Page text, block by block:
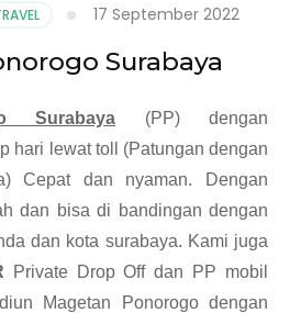
17 September 2022
Surabaya
Surabaya
(PP) dengan
hari lewat toll (Patungan dengan
Cepat dan nyaman. Dengan
dan bisa di bandingan dengan
dan kota surabaya. Kami juga
Private Drop Off dan PP mobil
Magetan Ponorogo dengan